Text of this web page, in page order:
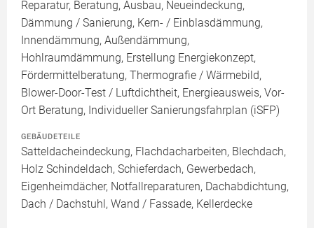
Reparatur, Beratung, Ausbau, Neueindeckung,
Dämmung / Sanierung, Kern- / Einblasdämmung,
Innendämmung, Außendämmung,
Hohlraumdämmung, Erstellung Energiekonzept,
Fördermittelberatung, Thermografie / Wärmebild,
Blower-Door-Test / Luftdichtheit, Energieausweis, Vor-
Ort Beratung, Individueller Sanierungsfahrplan (iSFP)
GEBÄUDETEILE
Satteldacheindeckung, Flachdacharbeiten, Blechdach,
Holz Schindeldach, Schieferdach, Gewerbedach,
Eigenheimdächer, Notfallreparaturen, Dachabdichtung,
Dach / Dachstuhl, Wand / Fassade, Kellerdecke